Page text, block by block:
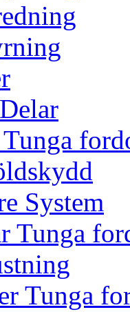
System
Tunga
Tunga